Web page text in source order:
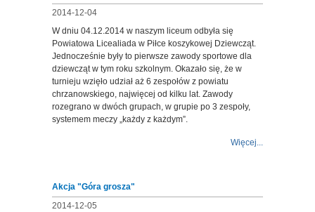
2014-12-04
W dniu 04.12.2014 w naszym liceum odbyła się
Powiatowa Licealiada w Piłce koszykowej Dziewcząt.
Jednocześnie były to pierwsze zawody sportowe dla
dziewcząt w tym roku szkolnym. Okazało się, że w
turnieju wzięło udział aż 6 zespołów z powiatu
chrzanowskiego, najwięcej od kilku lat. Zawody
rozegrano w dwóch grupach, w grupie po 3 zespoły,
systemem meczy „każdy z każdym”.
Więcej...
Akcja "Góra grosza"
2014-12-05